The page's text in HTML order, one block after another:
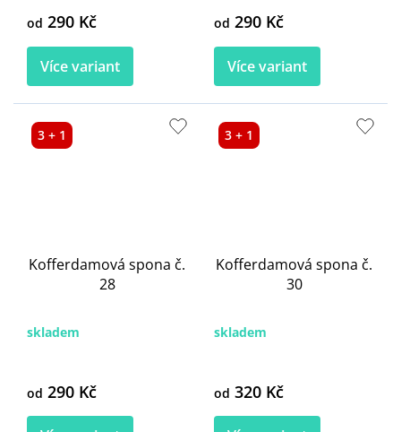
od 290 Kč
Více variant
od 290 Kč
Více variant
3 + 1
Kofferdamová spona č.
28
skladem
od 290 Kč
3 + 1
Kofferdamová spona č.
30
skladem
od 320 Kč